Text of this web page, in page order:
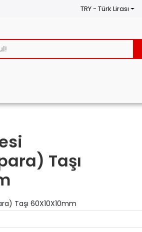
TRY - Türk Lirası
Taşı
Taşı 60X10X10mm